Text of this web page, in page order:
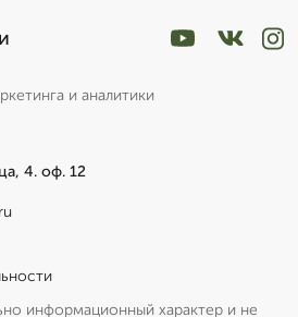
и аналитики
4. оф. 12
информационный характер и не